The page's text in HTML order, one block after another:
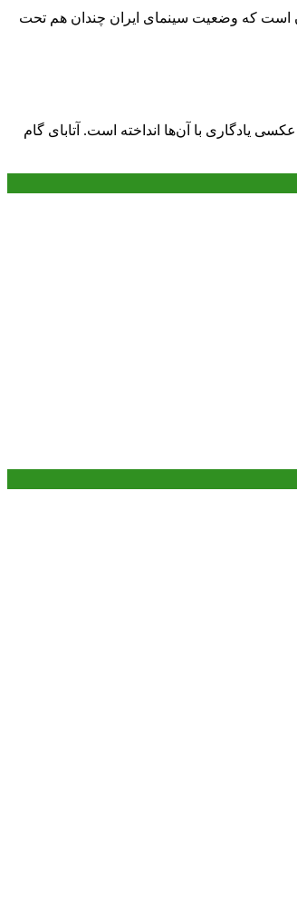
ماه پنج فیلم سینمایی لو برود و این نشان دهنده آن است که وضعیت سینمای ایران چندان هم تحت
یادگاری با آن‌ها انداخته است. آتابای گام